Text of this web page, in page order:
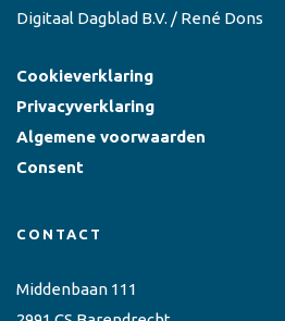
Digitaal Dagblad B.V. / René Dons
Cookieverklaring
Privacyverklaring
Algemene voorwaarden
Consent
CONTACT
Middenbaan 111